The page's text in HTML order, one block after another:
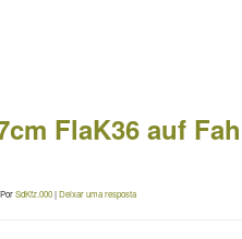
FlaK36 auf
PorSdKfz.000|Deixar uma resposta